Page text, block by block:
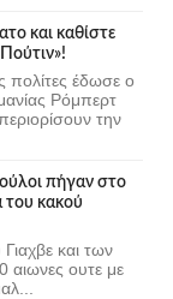
και καθίστε
πολίτες έδωσε ο
Ρόμπερτ
την
πήγαν στο
του κακού
και των
ουτε με